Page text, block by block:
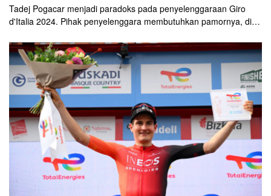
Tadej Pogacar menjadi paradoks pada penyelenggaraan Giro
d'Italia 2024. Pihak penyelenggara membutuhkan pamornya, di
pembalap yang bisa menandinginya.